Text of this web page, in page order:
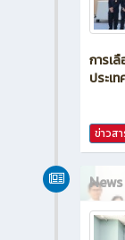
การเ
ประเ
ข่าวส
News